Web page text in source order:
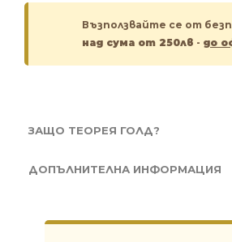
Възползвайте се от
над сума от 250лв - до
ЗАЩО ТЕОРЕЯ ГОЛД?
ДОПЪЛНИТЕЛНА ИНФОРМАЦИЯ